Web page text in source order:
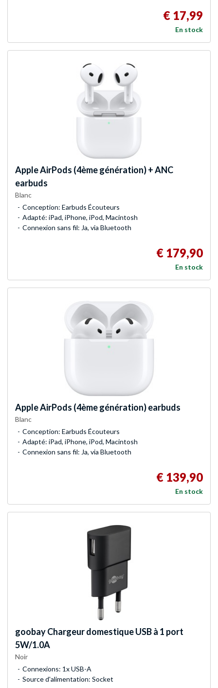
€ 17,99
En stock
AppleAirPods (4ème génération) + ANC
earbuds
Blanc
Conception: Earbuds Écouteurs
Adapté: iPad, iPhone, iPod, Macintosh
Connexion sans fil: Ja, via Bluetooth
€ 179,90
En stock
AppleAirPods (4ème génération) earbuds
Blanc
Conception: Earbuds Écouteurs
Adapté: iPad, iPhone, iPod, Macintosh
Connexion sans fil: Ja, via Bluetooth
€ 139,90
En stock
goobayChargeur domestique USB à 1 port
5W/1.0A
Noir
Connexions: 1x USB-A
Source d'alimentation: Socket